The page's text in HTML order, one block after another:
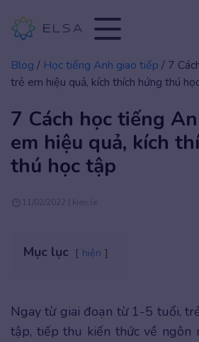
Blog / Học tiếng Anh giao tiếp / 7
trẻ em hiệu quả, kích thích hứng thú
7 Cách học tiếng
em hiệu quả, kích
thú học tập
11/02/2022 | kien.le
Mục lục hiện
Ngay từ giai đoạn từ 1-5 tuổi,
tập, tiếp thu kiến thức về ngôn